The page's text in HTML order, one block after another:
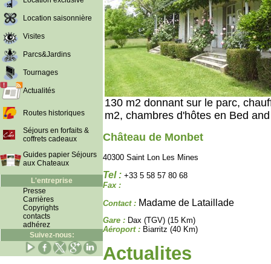
Location saisonnière
Visites
Parcs&Jardins
Tournages
Actualités
Routes historiques
Séjours en forfaits &
coffrets cadeaux
Guides papier Séjours
aux Chateaux
L'entreprise
Presse
Carrières
Copyrights
contacts
adhérez
Suivez-nous:
130 m2 donnant sur le parc,
m2, chambres d'hôtes en Bed
Château de Monbet
40300 Saint Lon Les Mines
Tel : +33 5 58 57 80 68
Fax :
Contact : Madame de Lataillade
Gare : Dax (TGV) (15 Km)
Aéroport : Biarritz (40 Km)
Actualites